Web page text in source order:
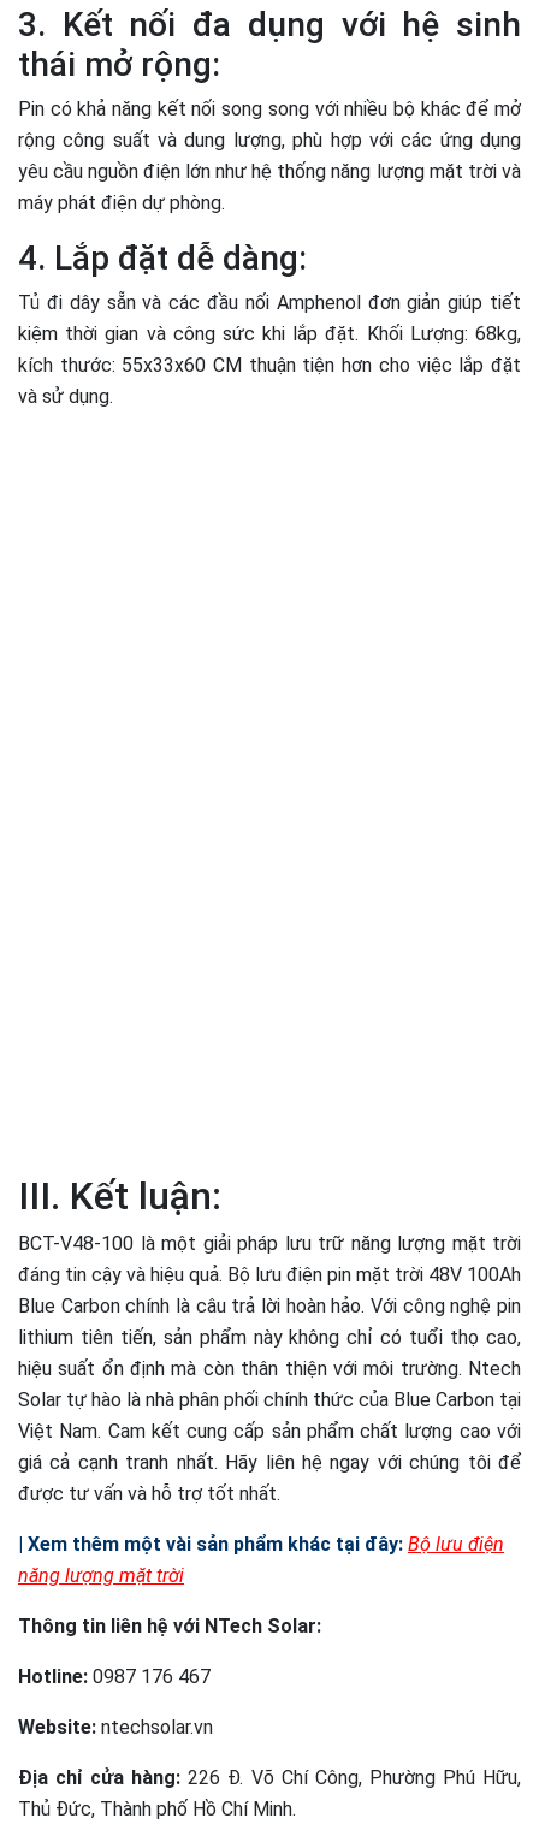
3. Kết nối đa dụng với hệ sinh
thái mở rộng:
Pin có khả năng kết nối song song với nhiều bộ khác để mở
rộng công suất và dung lượng, phù hợp với các ứng dụng
yêu cầu nguồn điện lớn như hệ thống năng lượng mặt trời và
máy phát điện dự phòng.
4. Lắp đặt dễ dàng:
Tủ đi dây sẵn và các đầu nối Amphenol đơn giản giúp tiết
kiệm thời gian và công sức khi lắp đặt. Khối Lượng: 68kg,
kích thước: 55x33x60 CM thuận tiện hơn cho việc lắp đặt
và sử dụng.
III. Kết luận:
BCT-V48-100 là một giải pháp lưu trữ năng lượng mặt trời
đáng tin cậy và hiệu quả. Bộ lưu điện pin mặt trời 48V 100Ah
Blue Carbon chính là câu trả lời hoàn hảo. Với công nghệ pin
lithium tiên tiến, sản phẩm này không chỉ có tuổi thọ cao,
hiệu suất ổn định mà còn thân thiện với môi trường. Ntech
Solar tự hào là nhà phân phối chính thức của Blue Carbon tại
Việt Nam. Cam kết cung cấp sản phẩm chất lượng cao với
giá cả cạnh tranh nhất. Hãy liên hệ ngay với chúng tôi để
được tư vấn và hỗ trợ tốt nhất.
| Xem thêm một vài sản phẩm khác tại đây: Bộ lưu điện
năng lượng mặt trời
Thông tin liên hệ với NTech Solar:
Hotline: 0987 176 467
Website: ntechsolar.vn
Địa chỉ cửa hàng: 226 Đ. Võ Chí Công, Phường Phú Hữu,
Thủ Đức, Thành phố Hồ Chí Minh.